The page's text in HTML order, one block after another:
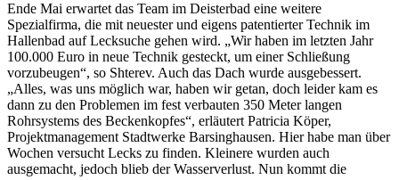
Ende Mai erwartet das Team im Deisterbad eine weitere
Spezialfirma, die mit neuester und eigens patentierter Technik im
Hallenbad auf Lecksuche gehen wird. „Wir haben im letzten Jahr
100.000 Euro in neue Technik gesteckt, um einer Schließung
vorzubeugen“, so Shterev. Auch das Dach wurde ausgebessert.
„Alles, was uns möglich war, haben wir getan, doch leider kam es
dann zu den Problemen im fest verbauten 350 Meter langen
Rohrsystems des Beckenkopfes“, erläutert Patricia Köper,
Projektmanagement Stadtwerke Barsinghausen. Hier habe man über
Wochen versucht Lecks zu finden. Kleinere wurden auch
ausgemacht, jedoch blieb der Wasserverlust. Nun kommt die